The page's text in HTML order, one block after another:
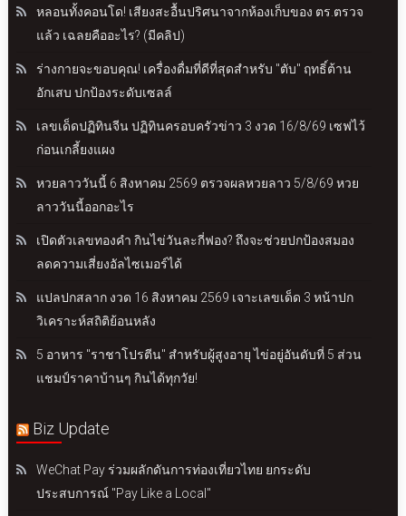
หลอนทั้งคอนโด! เสียงสะอื้นปริศนาจากห้องเก็บของ ตร.ตรวจ
แล้ว เฉลยคืออะไร? (มีคลิป)
ร่างกายจะขอบคุณ! เครื่องดื่มที่ดีที่สุดสำหรับ "ตับ" ฤทธิ์ต้าน
อักเสบ ปกป้องระดับเซลล์
เลขเด็ดปฏิทินจีน ปฏิทินครอบครัวข่าว 3 งวด 16/8/69 เซฟไว้
ก่อนเกลี้ยงแผง
หวยลาววันนี้ 6 สิงหาคม 2569 ตรวจผลหวยลาว 5/8/69 หวย
ลาววันนี้ออกอะไร
เปิดตัวเลขทองคำ กินไข่วันละกี่ฟอง? ถึงจะช่วยปกป้องสมอง
ลดความเสี่ยงอัลไซเมอร์ได้
แปลปกสลาก งวด 16 สิงหาคม 2569 เจาะเลขเด็ด 3 หน้าปก
วิเคราะห์สถิติย้อนหลัง
5 อาหาร "ราชาโปรตีน" สำหรับผู้สูงอายุ ไข่อยู่อันดับที่ 5 ส่วน
แชมป์ราคาบ้านๆ กินได้ทุกวัย!
Biz Update
WeChat Pay ร่วมผลักดันการท่องเที่ยวไทย ยกระดับ
ประสบการณ์ "Pay Like a Local"